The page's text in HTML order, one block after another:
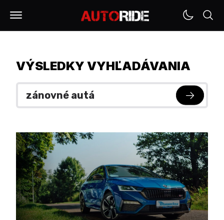
VÝSLEDKY VYHĽADÁVANIA